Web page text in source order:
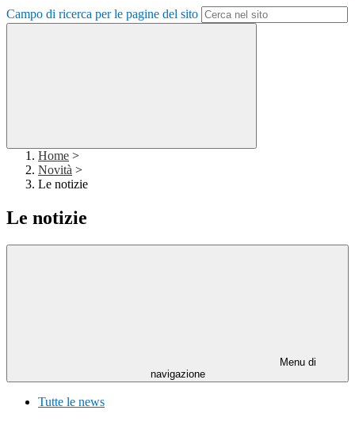
Campo di ricerca per le pagine del sito
Home >
Novità >
Le notizie
Le notizie
Menu di
navigazione
Tutte le news